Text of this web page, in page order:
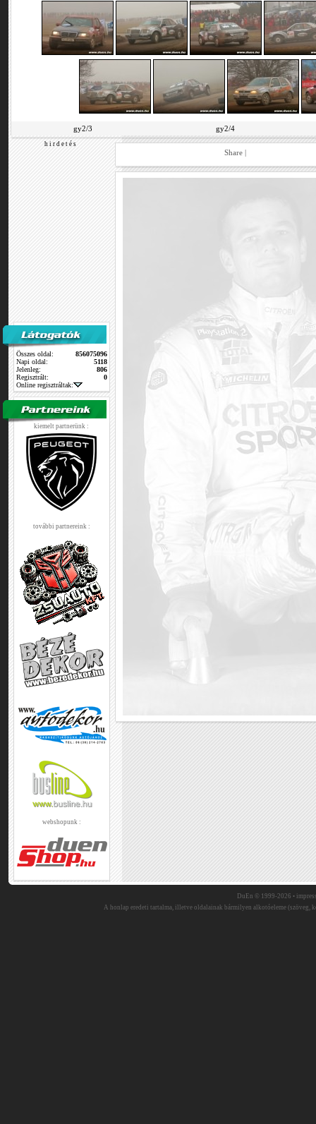
gy2/3 gy2/4
h i r d e t é s
Összes oldal:
856075096
Napi oldal:
5118
Jelenleg:
806
Regisztrált:
0
Online regisztráltak:
kiemelt partnerünk :
további partnereink :
webshopunk :
Share |
DuEn © 1999-2026 •
A honlap eredeti tartalma, illetve oldalainak bármilyen alkotóeleme (szöveg,